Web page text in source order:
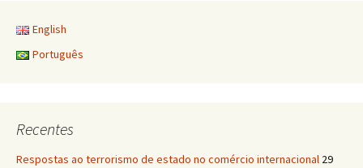
English
Português
Recentes
Respostas ao terrorismo de estado no comércio internacional 29